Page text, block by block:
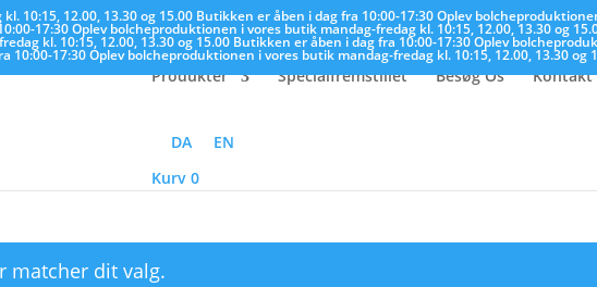
10:15, 12.00, 13.30 og 15.00 Butikken er åben i dag fra 10:00-17:30Oplev
17:30Oplev bolcheproduktionen i vores butik mandag-fredag kl. 10:15, 12.00, 13.30 og
kl. 10:15, 12.00, 13.30 og 15.00 Butikken er åben i dag fra 10:00-17:30Oplev
10:00-17:30Oplev bolcheproduktionen i vores butik mandag-fredag kl. 10:15, 12.00, 13.30 og
Produkter Specialfremstillet Besøg Os Kontakt
DA
EN
Kurv 0
matcher dit valg.